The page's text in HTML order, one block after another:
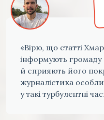
«Вірю, що статті
інформують громаду
й сприяють його
журналістика
у такі турбулентні